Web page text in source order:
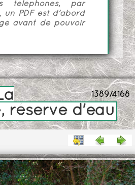
téléphones, par
un PDF est d'abord
avant de pouvoir
1389/4168
réserve d'eau